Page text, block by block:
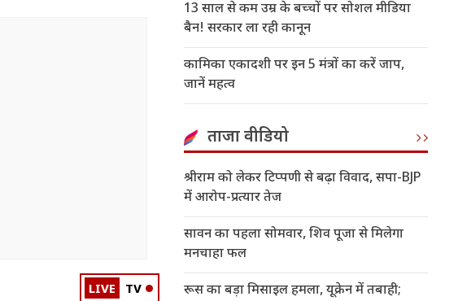
LIVE TV
13 साल से कम उम्र के बच्चों पर सोशल मीडिया
बैन! सरकार ला रही कानून
कामिका एकादशी पर इन 5 मंत्रों का करें जाप,
जानें महत्व
ताजा वीडियो
श्रीराम को लेकर टिप्पणी से बढ़ा विवाद, सपा-BJP
में आरोप-प्रत्यार तेज
सावन का पहला सोमवार, शिव पूजा से मिलेगा
मनचाहा फल
रूस का बड़ा मिसाइल हमला, यूक्रेन में तबाही;